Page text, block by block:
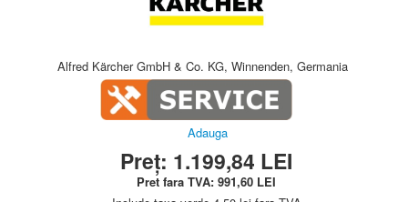
Alfred Kärcher GmbH & Co. KG, Winnenden, Germania
Adauga
Preț: 1.199,84 LEI
Pret fara TVA:991,60 LEI